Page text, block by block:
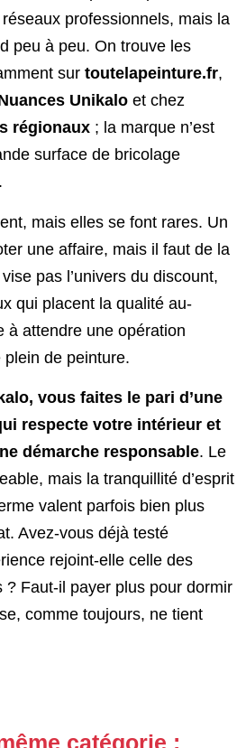
professionnels, mais la
peu à peu. On trouve les
sur toutelapeinture.fr,
Unikalo et chez
régionaux ; la marque n’est
surface de bricolage
mais elles se font rares. Un
une affaire, mais il faut de la
pas l’univers du discount,
qui placent la qualité au-
à attendre une opération
de peinture.
vous faites le pari d’une
respecte votre intérieur et
démarche responsable. Le
mais la tranquillité d’esprit
valent parfois bien plus
Avez-vous déjà testé
rejoint-elle celle des
? Faut-il payer plus pour dormir
comme toujours, ne tient
catégorie :